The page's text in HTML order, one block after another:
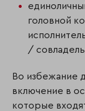
головной
/
Во избежание
включение в
которые